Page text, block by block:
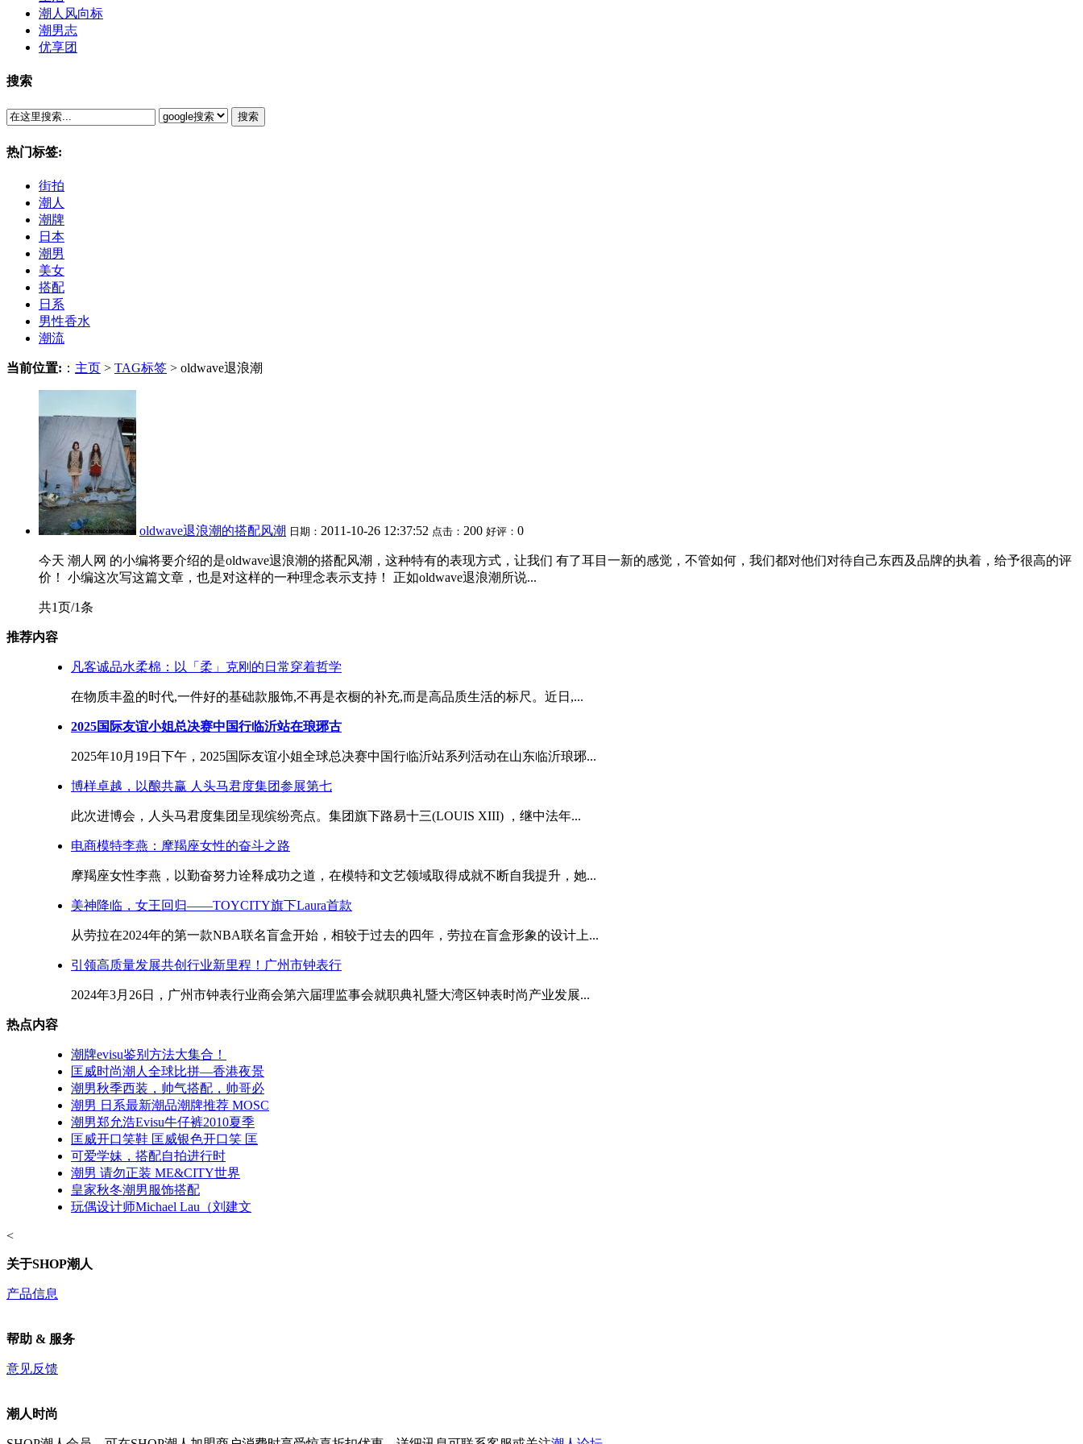
潮人风向标
潮男志
优享团
搜索
搜索
热门标签:
街拍
潮人
潮牌
日本
潮男
美女
搭配
日系
男性香水
潮流
当前位置: ： 主页 > TAG标签 > oldwave退浪潮
oldwave退浪潮的搭配风潮 日期： 2011-10-26 12:37:52 点击： 200 好评： 0
今天 潮人网 的小编将要介绍的是oldwave退浪潮的搭配风潮，这种特有的表现方式，让我们 有了耳目一新的感觉，不管如何，我们都对他们对待自己东西及品牌的执着，给予很高的评
价！ 小编这次写这篇文章，也是对这样的一种理念表示支持！ 正如oldwave退浪潮所说...
共1页/1条
推荐内容
凡客诚品水柔棉：以「柔」克刚的日常穿着哲学
在物质丰盈的时代,一件好的基础款服饰,不再是衣橱的补充,而是高品质生活的标尺。近日,...
2025国际友谊小姐总决赛中国行临沂站在琅琊古
2025年10月19日下午，2025国际友谊小姐全球总决赛中国行临沂站系列活动在山东临沂琅琊...
博样卓越，以酿共赢 人头马君度集团参展第七
此次进博会，人头马君度集团呈现缤纷亮点。集团旗下路易十三(LOUIS XIII) ，继中法年...
电商模特李燕：摩羯座女性的奋斗之路
摩羯座女性李燕，以勤奋努力诠释成功之道，在模特和文艺领域取得成就不断自我提升，她...
美神降临，女王回归——TOYCITY旗下Laura首款
从劳拉在2024年的第一款NBA联名盲盒开始，相较于过去的四年，劳拉在盲盒形象的设计上...
引领高质量发展共创行业新里程！广州市钟表行
2024年3月26日，广州市钟表行业商会第六届理监事会就职典礼暨大湾区钟表时尚产业发展...
热点内容
潮牌evisu鉴别方法大集合！
匡威时尚潮人全球比拼—香港夜景
潮男秋季西装，帅气搭配，帅哥必
潮男 日系最新潮品潮牌推荐 MOSC
潮男郑允浩Evisu牛仔裤2010夏季
匡威开口笑鞋 匡威银色开口笑 匡
可爱学妹，搭配自拍进行时
潮男 请勿正装 ME&CITY世界
皇家秋冬潮男服饰搭配
玩偶设计师Michael Lau（刘建文
<
关于SHOP潮人
产品信息
帮助 & 服务
意见反馈
潮人时尚